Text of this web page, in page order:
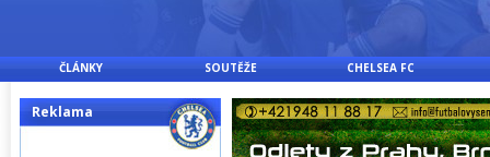
ČLÁNKY SOUTĚŽE CHELSEA FC
Reklama